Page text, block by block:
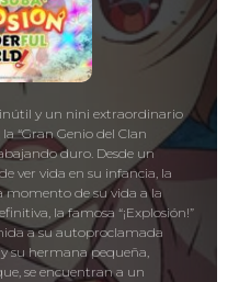
y un nini extraordinario
“Gran Genio del Clan
duro. Desde un
ver vida en su infancia, la
momento de su vida a la
la famosa “¡Explosión!”
a su autoproclamada
su hermana pequeña,
se encuentran a un